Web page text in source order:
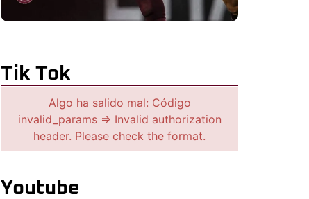
Tik Tok
Algo ha salido mal: Código
invalid_params => Invalid authorization
header. Please check the format.
Youtube